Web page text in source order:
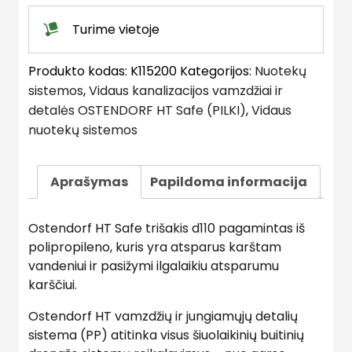
Turime vietoje
Produkto kodas: K115200 Kategorijos: Nuotekų
sistemos,Vidaus kanalizacijos vamzdžiai ir
detalės OSTENDORF HT Safe (PILKI),Vidaus
nuotekų sistemos
Aprašymas Papildoma informacija
Ostendorf HT Safe trišakis d110 pagamintas iš
polipropileno, kuris yra atsparus karštam
vandeniui ir pasižymi ilgalaikiu atsparumu
karščiui.
Ostendorf HT vamzdžių ir jungiamųjų detalių
sistema (PP) atitinka visus šiuolaikinių buitinių